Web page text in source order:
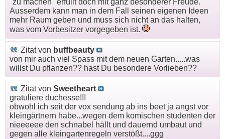
"zu machen" erfüllt doch mit ganz besonderer Freude.
Ausserdem kann man in dem Fall seinen eigenen Ideen
mehr Raum geben und muss sich nicht an das halten,
was vom Vorbesitzer vorgegeben ist.
Zitat von buffbeauty
von mir auch viel Spass mit dem neuen Garten.....was
willst Du pflanzen?? hast Du besondere Vorlieben??
Zitat von Sweetheart
gratuliere duchesse!!!
obwohl ich seit der vox sendung ab ins beet ja angst vor
kleingärtnern habe...wegen dem komischen studenten der
nieeeeee den schnabel hällt und dauernd umbaut und
gegen alle kleingartenregeln verstößt....ggg